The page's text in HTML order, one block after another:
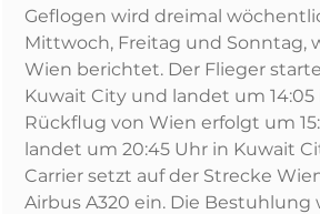
Geflogen wird dreimal
Mittwoch, Freitag und Sonntag,
Wien berichtet. Der Flieger
Kuwait City und landet um 14:05
Rückflug von Wien erfolgt um
landet um 20:45 Uhr in Kuwait
Carrier setzt auf der Strecke
Airbus A320 ein. Die